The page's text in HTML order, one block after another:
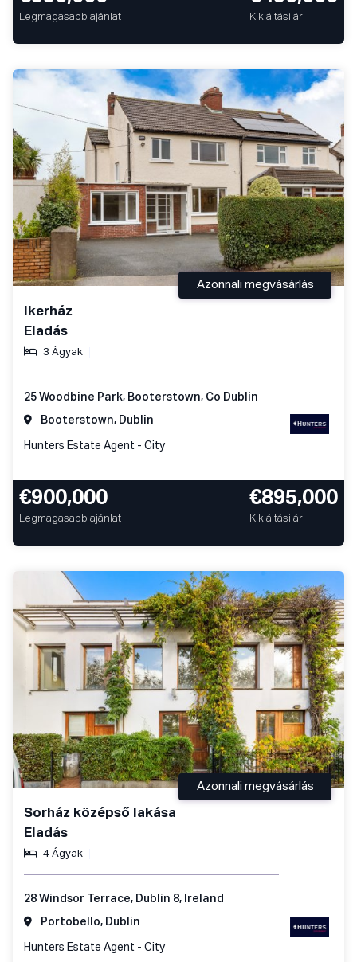
Legmagasabb ajánlat Kikiáltási ár
Ikerház
Eladás
3 Ágyak
Azonnali megvásárlás
25 Woodbine Park, Booterstown, Co Dublin
Booterstown, Dublin
Hunters Estate Agent - City
€900,000
Legmagasabb ajánlat
€895,000
Kikiáltási ár
Sorház középső lakása
Eladás
4 Ágyak
Azonnali megvásárlás
28 Windsor Terrace, Dublin 8, Ireland
Portobello, Dublin
Hunters Estate Agent - City